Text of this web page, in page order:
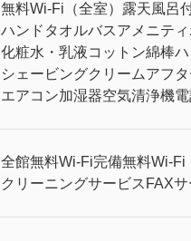
無料Wi-Fi（全室） 露天風呂
ハンドタオルバスアメニティ
化粧水・乳液コットン綿棒
シェービングクリームアフ
エアコン加湿器空気清浄機
全館無料Wi-Fi完備無料Wi-Fi
クリーニングサービス FAX